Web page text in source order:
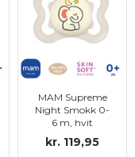
MAM Supreme
Night Smokk 0-
6 m, hvit
kr. 119,95